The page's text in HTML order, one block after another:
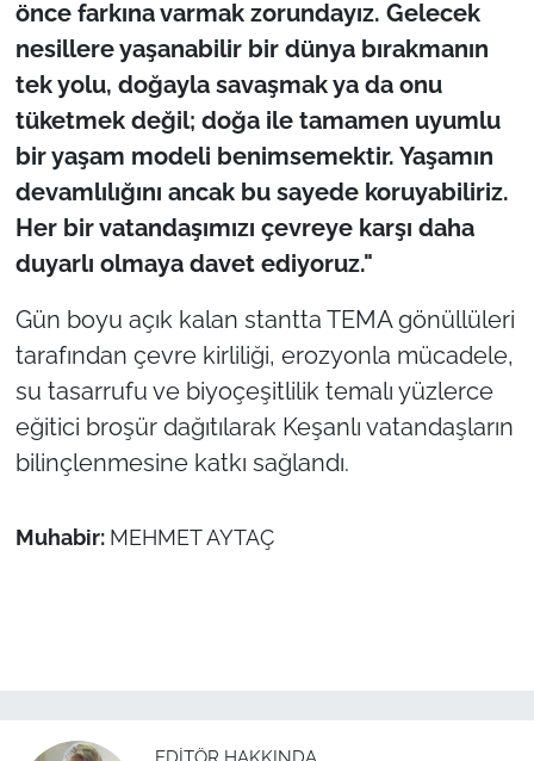
önce farkına varmak zorundayız. Gelecek
nesillere yaşanabilir bir dünya bırakmanın
tek yolu, doğayla savaşmak ya da onu
tüketmek değil; doğa ile tamamen uyumlu
bir yaşam modeli benimsemektir. Yaşamın
devamlılığını ancak bu sayede koruyabiliriz.
Her bir vatandaşımızı çevreye karşı daha
duyarlı olmaya davet ediyoruz."
Gün boyu açık kalan stantta TEMA gönüllüleri
tarafından çevre kirliliği, erozyonla mücadele,
su tasarrufu ve biyoçeşitlilik temalı yüzlerce
eğitici broşür dağıtılarak Keşanlı vatandaşların
bilinçlenmesine katkı sağlandı.
Muhabir: MEHMET AYTAÇ
EDITÖR HAKKINDA